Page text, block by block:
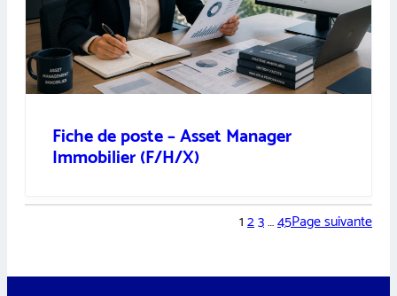
Fiche de poste – Asset Manager
Immobilier (F/H/X)
123…45Page suivante